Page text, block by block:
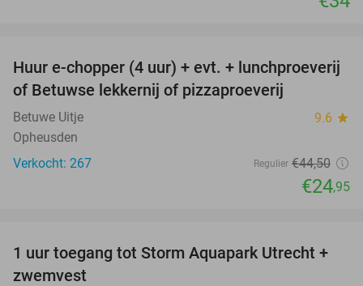
44%
Huur e-chopper (4 uur) + evt. + lunchproeverij
of Betuwse lekkernij of pizzaproeverij
Betuwe Uitje 9.6 star
Opheusden
Verkocht: 267
Regulier €44,50
€24,95
31%
1 uur toegang tot Storm Aquapark Utrecht +
zwemvest